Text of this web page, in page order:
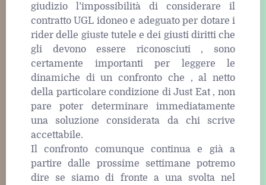
giudizio l’impossibilità di considerare il
contratto UGL idoneo e adeguato per dotare i
rider delle giuste tutele e dei giusti diritti che
gli devono essere riconosciuti , sono
certamente importanti per leggere le
dinamiche di un confronto che , al netto
della particolare condizione di Just Eat , non
pare poter determinare immediatamente
una soluzione considerata da chi scrive
accettabile.
Il confronto comunque continua e già a
partire dalle prossime settimane potremo
dire se siamo di fronte a una svolta nel